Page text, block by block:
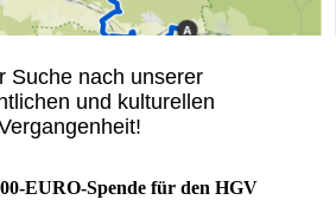
Suche nach unserer
und kulturellen
EURO-Spende für den HGV